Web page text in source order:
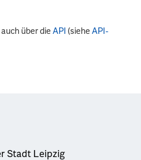
auch über dieAPI (sieheAPI-
Stadt Leipzig